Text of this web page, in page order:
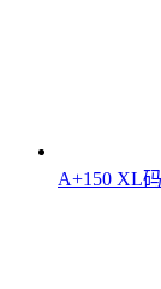
A+150 XL